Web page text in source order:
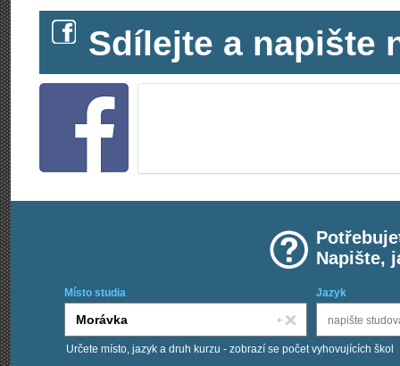
Sdílejte a napište
Napište,
Místo studia Jazyk
Určete místo, jazyk a druh kurzu - zobrazí se počet vyhovujících škol